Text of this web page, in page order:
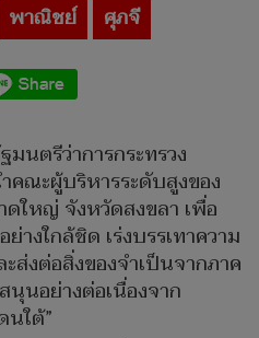
พาณิชย์ ศุภจี
นตรีว่าการกระทรวง
ณะผู้บริหารระดับสูงของ
ดใหญ่ จังหวัดสงขลา เพื่อ
งใกล้ชิด เร่งบรรเทาความ
ส่งต่อสิ่งของจำเป็นจากภาค
นอย่างต่อเนื่องจาก
นใต้”